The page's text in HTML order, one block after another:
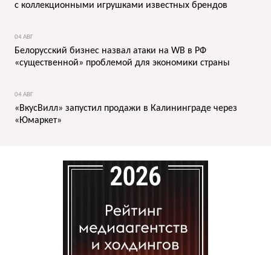
с коллекционными игрушками известных брендов
04 АВГ
Белорусский бизнес назвал атаки на WB в РФ
«существенной» проблемой для экономики страны
04 АВГ
«ВкусВилл» запустил продажи в Калининграде через
«Юмаркет»